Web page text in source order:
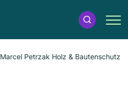
Marcel Petrzak Holz & Bautenschutz